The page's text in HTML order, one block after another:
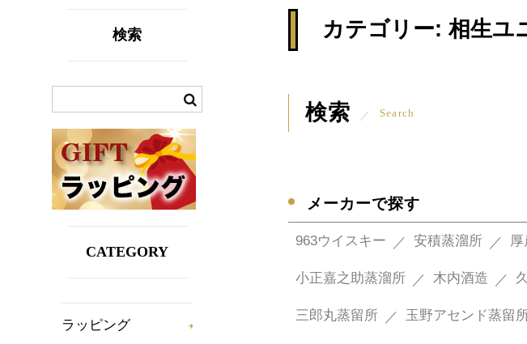
カテゴリー: 相生ユ
検索 Search
メーカーで探す
963ウイスキー 安積蒸溜所
小正嘉之助蒸溜所 木内酒造
三郎丸蒸留所 玉野アセンド蒸留
検索
CATEGORY
ラッピング